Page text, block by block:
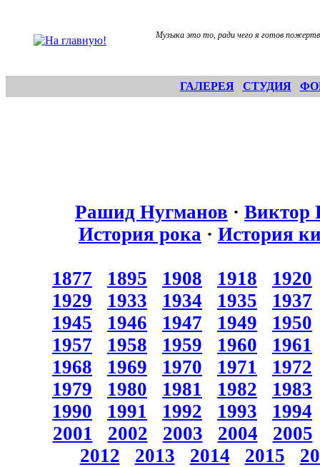
Музыка это то, ради чего я готов
ГАЛЕРЕЯ СТУДИЯ
Рашид Нугманов · Виктор
История рока · История
1877 1895 1908 1918
1920
1929
1933 1934 1935
1937
1945
1946 1947 1949
1950
1957
1958 1959 1960
1961
1968
1969 1970 1971
1972
1979
1980 1981 1982
1983
1990
1991 1992 1993
1994
2001
2002 2003 2004
2005
2012
2013 2014 2015